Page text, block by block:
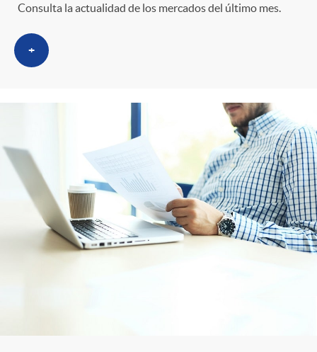
Consulta la actualidad de los mercados del último mes.
+